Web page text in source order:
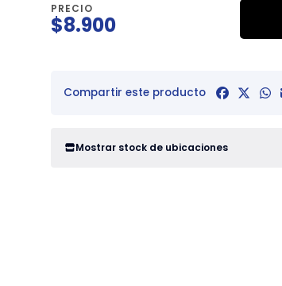
PRECIO
$8.900
Compartir este producto
Mostrar stock de ubicaciones